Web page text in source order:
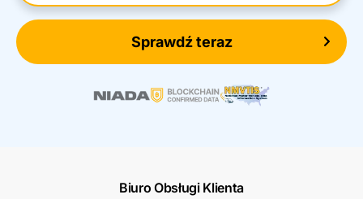
Sprawdź teraz
Biuro Obsługi Klienta